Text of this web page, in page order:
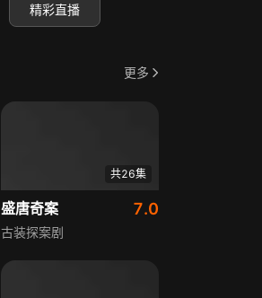
精彩直播
更多
共26集
盛唐奇案 7.0
古装探案剧